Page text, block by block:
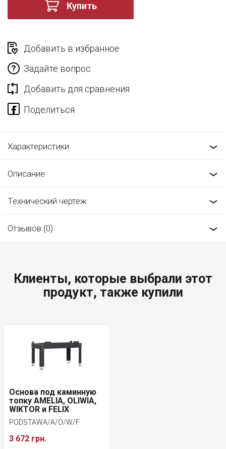
Купить
Добавить в избранное
Задайте вопрос
Добавить для сравнения
Характеристики
Описание
Технический чертеж
Отзывов (0)
Клиенты, которые выбрали этот
продукт, также купили
Основа под каминную
топку AMELIA, OLIWIA,
WIKTOR и FELIX
PODSTAWA/A/O/W/F
3 672 грн.